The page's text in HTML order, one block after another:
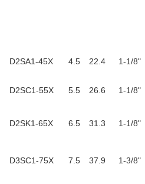
D2SA1-45X 4.5 22.4 1-1/8"
D2SC1-55X 5.5 26.6 1-1/8"
D2SK1-65X 6.5 31.3 1-1/8"
D3SC1-75X 7.5 37.9 1-3/8"